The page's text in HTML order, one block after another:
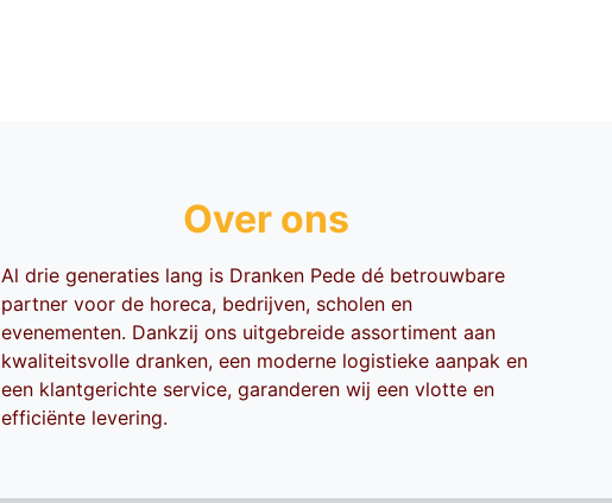
Over ons
Al drie generaties lang is Dranken Pede dé betrouwbare
partner voor de horeca, bedrijven, scholen en
evenementen. Dankzij ons uitgebreide assortiment aan
kwaliteitsvolle dranken, een moderne logistieke aanpak en
een klantgerichte service, garanderen wij een vlotte en
efficiënte levering.